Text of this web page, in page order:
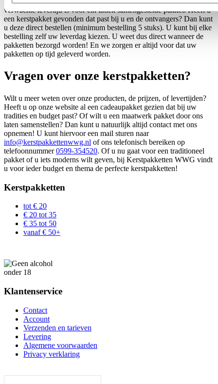
verwachte levertijd is voor elk uniek samengestelde pakket. Heeft u
een kerstpakket gevonden dat past bij u en de ontvangers? Dan kunt
u deze direct bestellen (minimum bestelling 5 stuks). U kunt bij elke
bestelling zelf uw leverdag kiezen. U weet dus direct wanneer de
pakketten bezorgd worden! En we zorgen er altijd voor dat uw
pakketten op tijd geleverd worden.
Vragen over onze kerstpakketten?
Wilt u meer weten over onze producten, de prijzen, of levertijden?
Heeft u op onze website al een cadeaupakket gezien dat bij uw
tradities en budget past? Of wilt u een maatwerk pakket door ons
laten samenstellen? Dan kunt u natuurlijk altijd contact met ons
opnemen! U kunt hiervoor een mail sturen naar
info@kerstpakkettenwwg.nl of ons telefonisch bereiken op
telefoonnummer0599-354520. Of u nu gaat voor een traditioneel
pakket of u iets moderns wilt geven, bij Kerstpakketten WWG vindt
u voor ieder budget en thema de perfecte kerstpakketten!
Kerstpakketten
tot € 20
€ 20 tot 35
€ 35 tot 50
vanaf € 50+
Klantenservice
Contact
Account
Verzenden en tarieven
Levering
Algemene voorwaarden
Privacy verklaring